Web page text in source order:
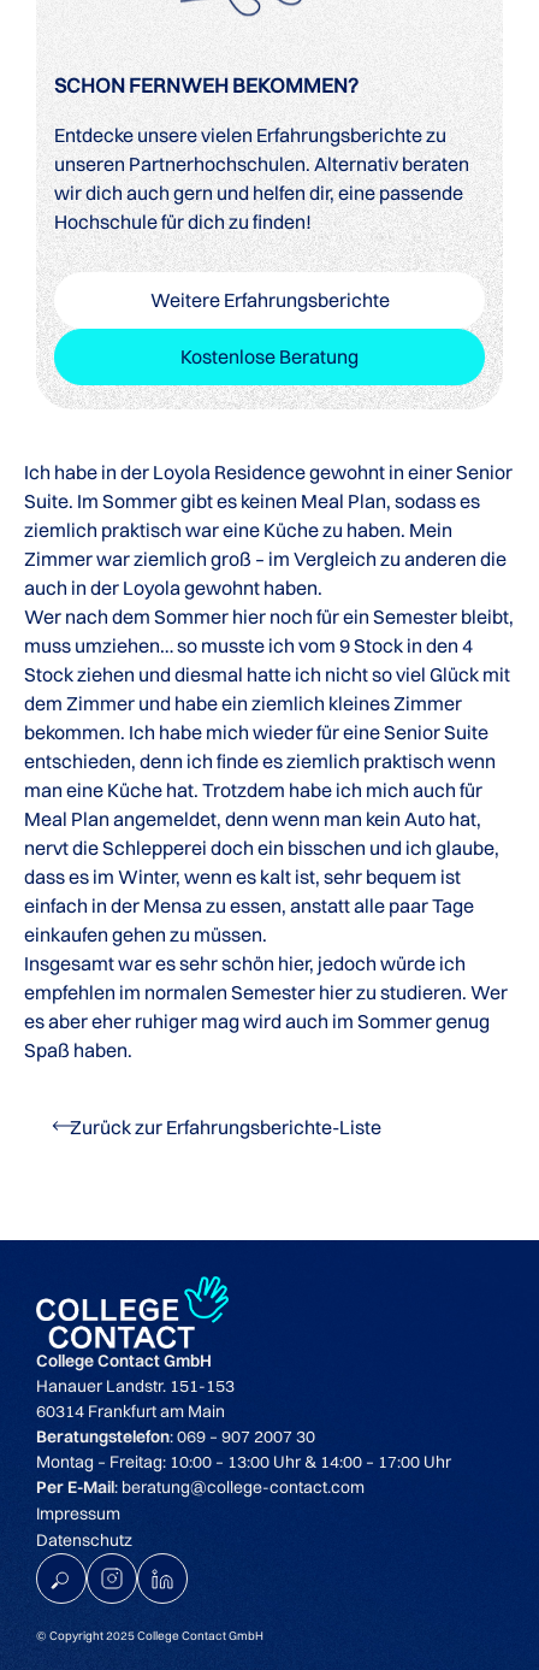
SCHON FERNWEH BEKOMMEN?
Entdecke unsere vielen Erfahrungsberichte zu
unseren Partnerhochschulen. Alternativ beraten
wir dich auch gern und helfen dir, eine passende
Hochschule für dich zu finden!
Weitere Erfahrungsberichte
Kostenlose Beratung
Ich habe in der Loyola Residence gewohnt in einer Senior
Suite. Im Sommer gibt es keinen Meal Plan, sodass es
ziemlich praktisch war eine Küche zu haben. Mein
Zimmer war ziemlich groß – im Vergleich zu anderen die
auch in der Loyola gewohnt haben.
Wer nach dem Sommer hier noch für ein Semester bleibt,
muss umziehen… so musste ich vom 9 Stock in den 4
Stock ziehen und diesmal hatte ich nicht so viel Glück mit
dem Zimmer und habe ein ziemlich kleines Zimmer
bekommen. Ich habe mich wieder für eine Senior Suite
entschieden, denn ich finde es ziemlich praktisch wenn
man eine Küche hat. Trotzdem habe ich mich auch für
Meal Plan angemeldet, denn wenn man kein Auto hat,
nervt die Schlepperei doch ein bisschen und ich glaube,
dass es im Winter, wenn es kalt ist, sehr bequem ist
einfach in der Mensa zu essen, anstatt alle paar Tage
einkaufen gehen zu müssen.
Insgesamt war es sehr schön hier, jedoch würde ich
empfehlen im normalen Semester hier zu studieren. Wer
es aber eher ruhiger mag wird auch im Sommer genug
Spaß haben.
Zurück zur Erfahrungsberichte-Liste
College Contact GmbH
Hanauer Landstr. 151-153
60314 Frankfurt am Main
Beratungstelefon: 069 – 907 2007 30
Montag – Freitag: 10:00 – 13:00 Uhr & 14:00 – 17:00 Uhr
Per E-Mail: beratung@college-contact.com
Impressum
Datenschutz
© Copyright 2025 College Contact GmbH